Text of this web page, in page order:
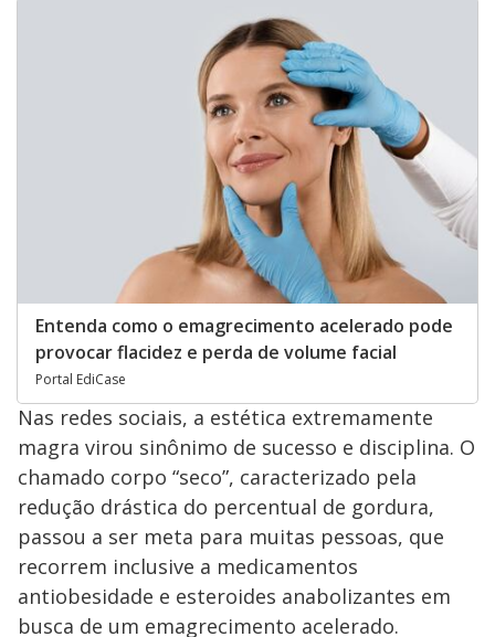
Entenda como o emagrecimento acelerado pode
provocar flacidez e perda de volume facial
Portal EdiCase
Nas redes sociais, a estética extremamente
magra virou sinônimo de sucesso e disciplina. O
chamado corpo “seco”, caracterizado pela
redução drástica do percentual de gordura,
passou a ser meta para muitas pessoas, que
recorrem inclusive a medicamentos
antiobesidade e esteroides anabolizantes em
busca de um emagrecimento acelerado.